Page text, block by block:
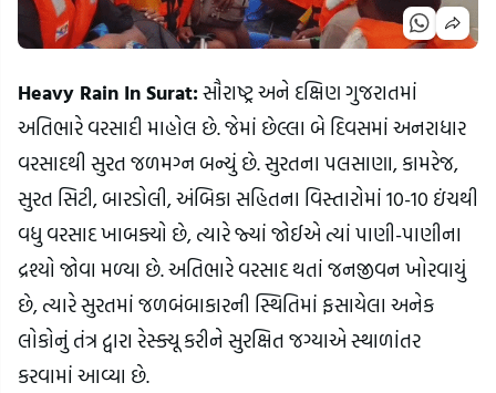
Heavy Rain In Surat: સૌરાષ્ટ્ર અને દક્ષિણ ગુજરાતમાં
અતિભારે વરસાદી માહોલ છે. જેમાં છેલ્લા બે દિવસમાં અનરાધાર
વરસાદથી સુરત જળમગ્ન બન્યું છે. સુરતના પલસાણા, કામરેજ,
સુરત સિટી, બારડોલી, અંબિકા સહિતના વિસ્તારોમાં 10-10 ઇંચથી
વધુ વરસાદ ખાબક્યો છે, ત્યારે જ્યાં જોઈએ ત્યાં પાણી-પાણીના
દ્રશ્યો જોવા મળ્યા છે. અતિભારે વરસાદ થતાં જનજીવન ખોરવાયું
છે, ત્યારે સુરતમાં જળબંબાકારની સ્થિતિમાં ફસાયેલા અનેક
લોકોનું તંત્ર દ્વારા રેસ્ક્યૂ કરીને સુરક્ષિત જગ્યાએ સ્થાળાંતર
કરવામાં આવ્યા છે.